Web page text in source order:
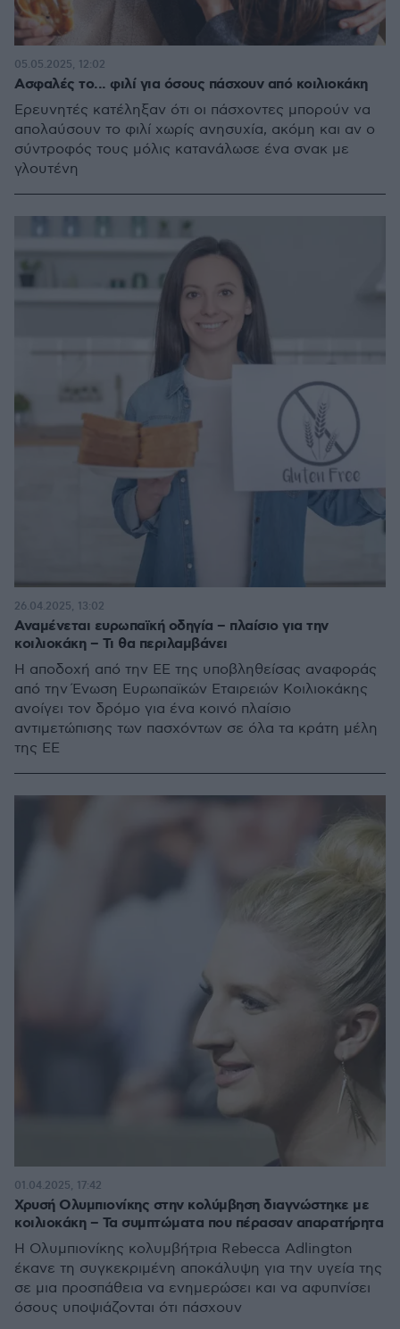
Ασφαλές το... φιλί για όσους πάσχουν από κοιλιοκάκη
Ερευνητές κατέληξαν ότι οι πάσχοντες μπορούν να
απολαύσουν το φιλί χωρίς ανησυχία, ακόμη και αν ο
σύντροφός τους μόλις κατανάλωσε ένα σνακ με
γλουτένη
05.05.2025, 12:02
Αναμένεται ευρωπαϊκή οδηγία – πλαίσιο για την
κοιλιοκάκη – Τι θα περιλαμβάνει
Η αποδοχή από την ΕΕ της υποβληθείσας αναφοράς
από την Ένωση Ευρωπαϊκών Εταιρειών Κοιλιοκάκης
ανοίγει τον δρόμο για ένα κοινό πλαίσιο
αντιμετώπισης των πασχόντων σε όλα τα κράτη μέλη
της ΕΕ
26.04.2025, 13:02
Χρυσή Ολυμπιονίκης στην κολύμβηση διαγνώστηκε με
κοιλιοκάκη – Τα συμπτώματα που πέρασαν απαρατήρητα
H Ολυμπιονίκης κολυμβήτρια Rebecca Adlington
έκανε τη συγκεκριμένη αποκάλυψη για την υγεία της
σε μια προσπάθεια να ενημερώσει και να αφυπνίσει
όσους υποψιάζονται ότι πάσχουν
01.04.2025, 17:42